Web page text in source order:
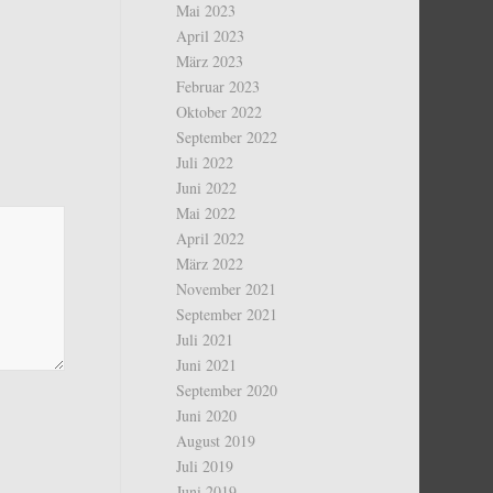
Mai 2023
April 2023
März 2023
Februar 2023
Oktober 2022
September 2022
Juli 2022
Juni 2022
Mai 2022
April 2022
März 2022
November 2021
September 2021
Juli 2021
Juni 2021
September 2020
Juni 2020
August 2019
Juli 2019